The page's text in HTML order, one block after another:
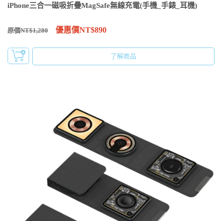
iPhone三合一磁吸折疊MagSafe無線充電(手機_手錶_耳機)
原價NT$1,280 優惠價NT$890
了解商品